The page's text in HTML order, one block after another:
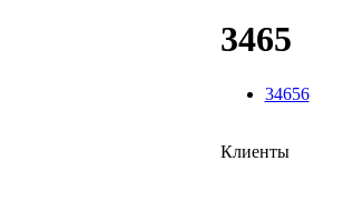
3465
34656
Клиенты